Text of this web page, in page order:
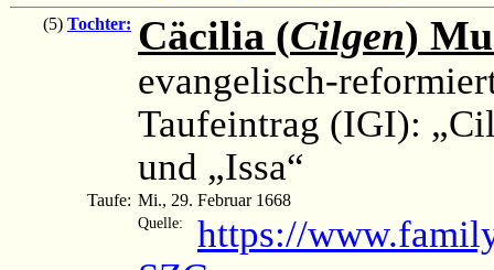
(5) Tochter: Cäcilia (Cilgen)
evangelisch-
Taufeintrag (IGI):
und „Issa“
Taufe: Mi., 29. Februar 1668
Quelle:
https://